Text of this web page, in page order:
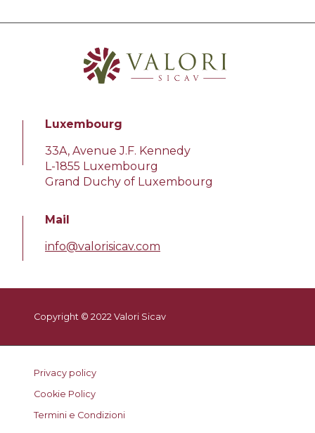
Luxembourg
33A, Avenue J.F. Kennedy
L-1855 Luxembourg
Grand Duchy of Luxembourg
Mail
info@valorisicav.com
Copyright © 2022 Valori Sicav
Privacy policy
Cookie Policy
Termini e Condizioni